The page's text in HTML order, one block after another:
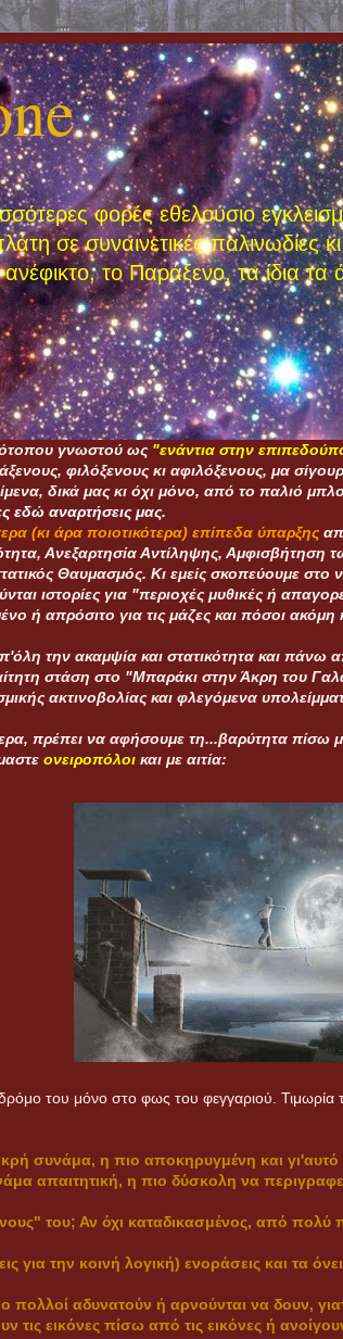
φορές εθελούσιο
σε συναινετικές
το Παράξενο, τα ίδια τα
γνωστού ως "ενάντια στην
φιλόξενους κι αφιλόξενους, μα
δικά μας κι όχι μόνο, από το παλιό
εδώ αναρτήσεις μας.
(κι άρα ποιοτικότερα) επίπεδα ύπαρξης
Ανεξαρτησία Αντίληψης,
Θαυμασμός. Κι εμείς σκοπεύουμε στο
ιστορίες για "περιοχές μυθικές ή
ή απρόσιτο για τις μάζες και πόσοι
την ακαμψία και στατικότητα και πάνω
στάση στο "Μπαράκι στην Άκρη του
ακτινοβολίας και φλεγόμενα
πρέπει να αφήσουμε τη...βαρύτητα
ονειροπόλοι και με αιτία:
του μόνο στο φως του φεγγαριού. Τιμωρία
συνάμα, η πιο αποκηρυγμένη και γι'αυτό
απαιτητική, η πιο δύσκολη να
του; Αν όχι καταδικασμένος, από
για την κοινή λογική) ενοράσεις και τα
πολλοί αδυνατούν ή αρνούνται να δουν,
τις εικόνες πίσω από τις εικόνες ή